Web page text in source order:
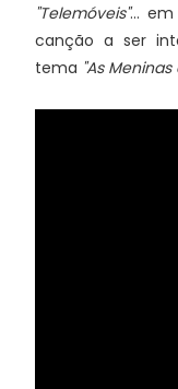
"Telemóveis"...
canção a ser
tema "As